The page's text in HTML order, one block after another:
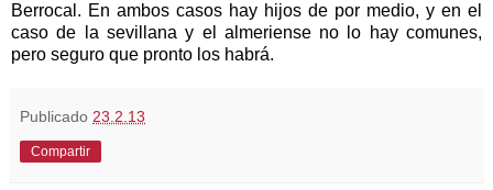
Berrocal. En ambos casos hay hijos de por medio, y en el
caso de la sevillana y el almeriense no lo hay comunes,
pero seguro que pronto los habrá.
Publicado 23.2.13
Compartir